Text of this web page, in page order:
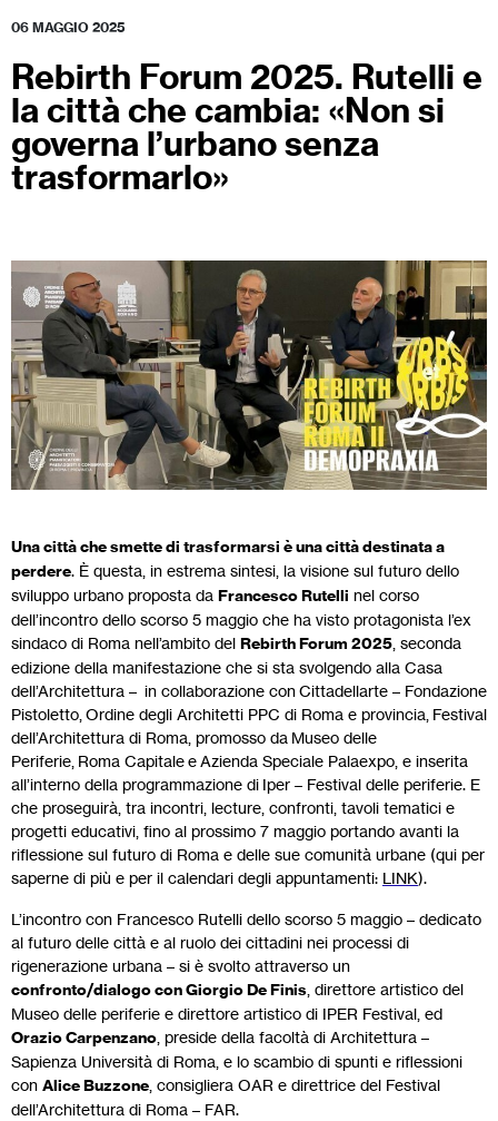
06 MAGGIO 2025
Rebirth Forum 2025. Rutelli e
la città che cambia: «Non si
governa l’urbano senza
trasformarlo»
Una città che smette di trasformarsi è una città destinata a
perdere. È questa, in estrema sintesi, la visione sul futuro dello
sviluppo urbano proposta da Francesco Rutelli nel corso
dell’incontro dello scorso 5 maggio che ha visto protagonista l’ex
sindaco di Roma nell’ambito del Rebirth Forum 2025 , seconda
edizione della manifestazione che si sta svolgendo alla Casa
dell’Architettura – in collaborazione con Cittadellarte – Fondazione
Pistoletto, Ordine degli Architetti PPC di Roma e provincia, Festival
dell’Architettura di Roma, promosso da Museo delle
Periferie, Roma Capitale e Azienda Speciale Palaexpo, e inserita
all’interno della programmazione di Iper – Festival delle periferie. E
che proseguirà, tra incontri, lecture, confronti, tavoli tematici e
progetti educativi, fino al prossimo 7 maggio portando avanti la
riflessione sul futuro di Roma e delle sue comunità urbane (qui per
saperne di più e per il calendari degli appuntamenti: LINK).
L’incontro con Francesco Rutelli dello scorso 5 maggio – dedicato
al futuro delle città e al ruolo dei cittadini nei processi di
rigenerazione urbana – si è svolto attraverso un
confronto/dialogo con Giorgio De Finis , direttore artistico del
Museo delle periferie e direttore artistico di IPER Festival, ed
Orazio Carpenzano , preside della facoltà di Architettura –
Sapienza Università di Roma, e lo scambio di spunti e riflessioni
con Alice Buzzone , consigliera OAR e direttrice del Festival
dell’Architettura di Roma – FAR.